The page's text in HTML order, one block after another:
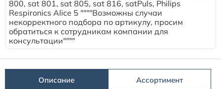
800, sat 801, sat 805, sat 816, satPuls, Philips
Respironics Alice 5 """"Возможны случаи
некорректного подбора по артикулу, просим
обратиться к сотрудникам компании для
консультации""""
Описание Ассортимент